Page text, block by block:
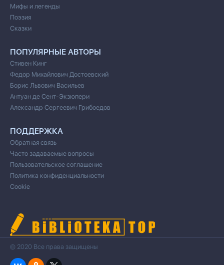
Мифы и легенды
Поэзия
Сказки
ПОПУЛЯРНЫЕ АВТОРЫ
Стивен Кинг
Федор Михайлович Достоевский
Борис Львович Васильев
Антуан де Сент-Экзюпери
Александр Сергеевич Грибоедов
ПОДДЕРЖКА
Обратная связь
Часто задаваемые вопросы
Пользовательское соглашение
Политика конфиденциальности
Cookie
© 2020 Все права защищены